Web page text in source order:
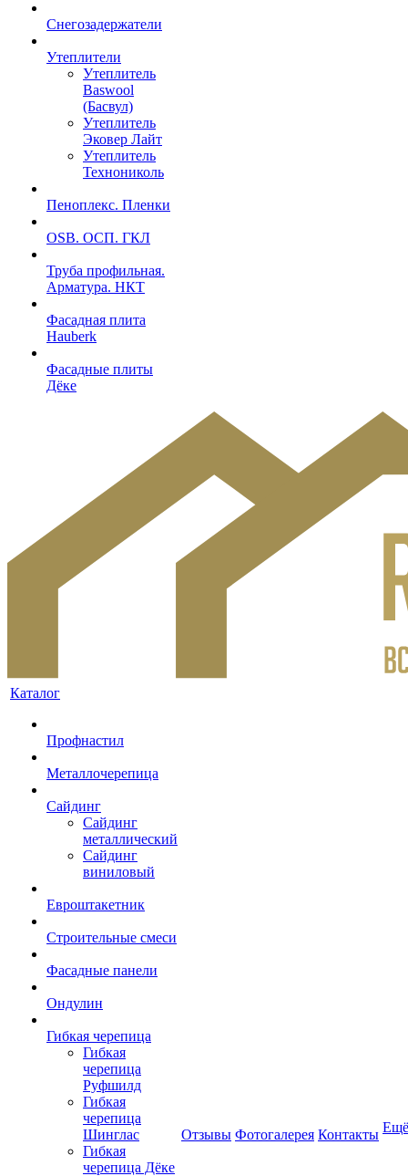
Снегозадержатели
Утеплители
Утеплитель
Baswool
(Басвул)
Утеплитель
Эковер Лайт
Утеплитель
Технониколь
Пеноплекс. Пленки
OSB. ОСП. ГКЛ
Труба профильная.
Арматура. НКТ
Фасадная плита
Hauberk
Фасадные плиты
Дёке
Каталог
Профнастил
Металлочерепица
Сайдинг
Сайдинг
металлический
Сайдинг
виниловый
Евроштакетник
Строительные смеси
Фасадные панели
Ондулин
Гибкая черепица
Гибкая
черепица
Руфшилд
Гибкая
черепица
Шинглас
Гибкая
черепица Дёке
Отзывы Фотогалерея Контакты Ещё